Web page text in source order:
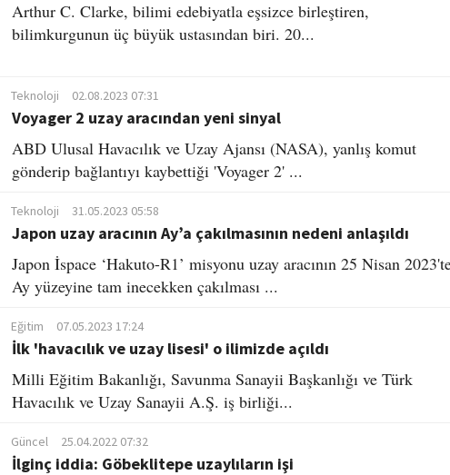
Arthur C. Clarke, bilimi edebiyatla eşsizce birleştiren,
bilimkurgunun üç büyük usta­sından biri. 20...
Teknoloji 02.08.2023 07:31
Voyager 2 uzay aracından yeni sinyal
ABD Ulusal Havacılık ve Uzay Ajansı (NASA), yanlış komut
gönderip bağlantıyı kaybettiği 'Voyager 2' ...
Teknoloji 31.05.2023 05:58
Japon uzay aracının Ay’a çakılmasının nedeni anlaşıldı
Japon İspace ‘Hakuto-R1’ misyonu uzay aracının 25 Nisan
Ay yüzeyine tam inecekken çakılması ...
Eğitim 07.05.2023 17:24
İlk 'havacılık ve uzay lisesi' o ilimizde açıldı
Milli Eğitim Bakanlığı, Savunma Sanayii Başkanlığı ve Türk
Havacılık ve Uzay Sanayii A.Ş. iş birliği...
Güncel 25.04.2022 07:32
İlginç iddia: Göbeklitepe uzaylıların işi